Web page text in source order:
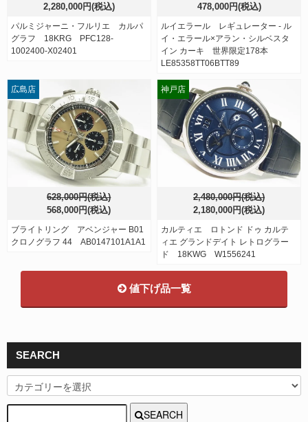
2,280,000円(税込)
パルミジャーニ・フルリエ カルパ
グラフ 18KRG PFC128-
1002400-X02401
478,000円(税込)
ルイエラール レギュレーター - ル
イ・エラール×アラン・シルベスタ
イン カーキ 世界限定178本
LE85358TT06BTT89
628,000円(税込)
568,000円(税込)
ブライトリング アベンジャー B01
クロノグラフ 44 AB0147101A1A1
広島店
2,480,000円(税込)
2,180,000円(税込)
カルティエ ロトンド ドゥ カルテ
ィエ グランドデイト レトログラー
ド 18KWG W1556241
神戸店
値下げ品一覧
SEARCH
SEARCH